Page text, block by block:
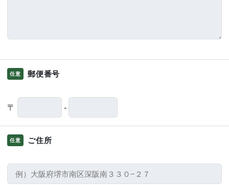
任意 郵便番号
〒 -
任意 ご住所